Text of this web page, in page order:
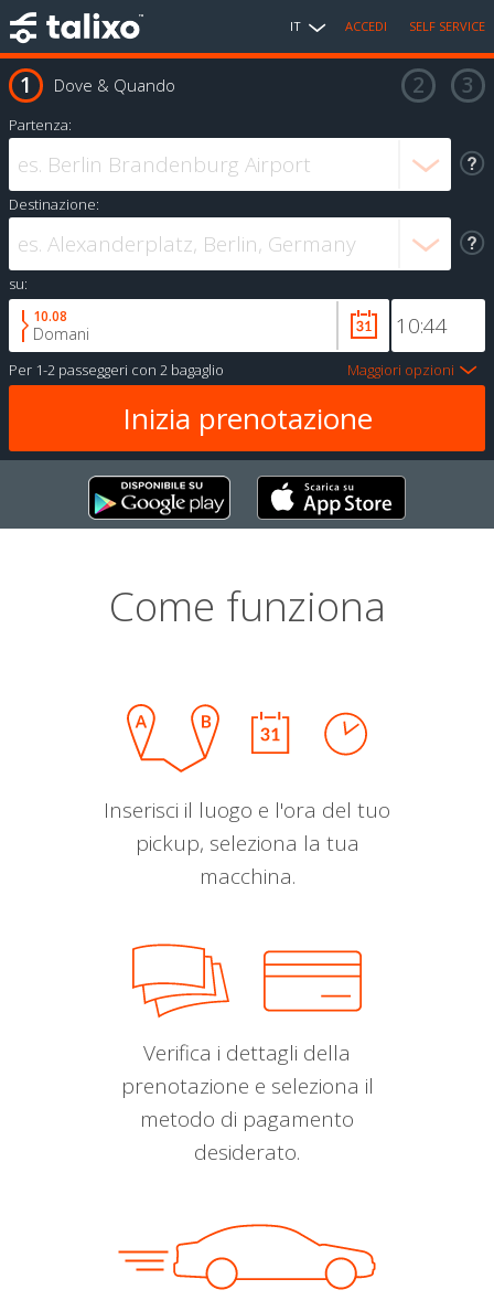
IT ACCEDI SELF SERVICE
Dove & Quando
Partenza:
Destinazione:
su:
10.08
Domani
Per 1-2 passeggeri con 2 bagaglio Maggiori opzioni
Come funziona
Inserisci il luogo e l'ora del tuo
pickup, seleziona la tua
macchina.
Verifica i dettagli della
prenotazione e seleziona il
metodo di pagamento
desiderato.